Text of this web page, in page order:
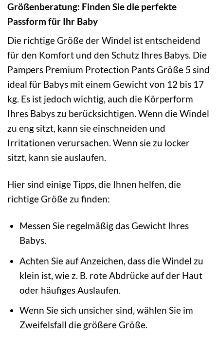
Größenberatung: Finden Sie die perfekte
Passform für Ihr Baby
Die richtige Größe der Windel ist entscheidend
für den Komfort und den Schutz Ihres Babys. Die
Pampers Premium Protection Pants Größe 5 sind
ideal für Babys mit einem Gewicht von 12 bis 17
kg. Es ist jedoch wichtig, auch die Körperform
Ihres Babys zu berücksichtigen. Wenn die Windel
zu eng sitzt, kann sie einschneiden und
Irritationen verursachen. Wenn sie zu locker
sitzt, kann sie auslaufen.
Hier sind einige Tipps, die Ihnen helfen, die
richtige Größe zu finden:
Messen Sie regelmäßig das Gewicht Ihres
Babys.
Achten Sie auf Anzeichen, dass die Windel zu
klein ist, wie z. B. rote Abdrücke auf der Haut
oder häufiges Auslaufen.
Wenn Sie sich unsicher sind, wählen Sie im
Zweifelsfall die größere Größe.